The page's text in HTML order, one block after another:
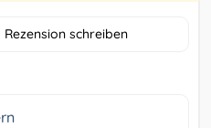
Rezension schreiben